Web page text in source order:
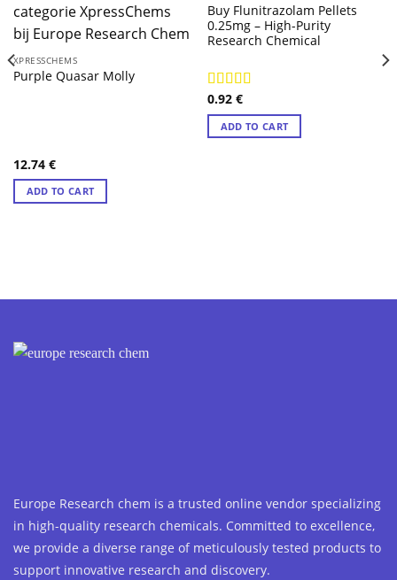
XPRESSCHEMS
Purple Quasar Molly
12.74 €
ADD TO CART
Buy Flunitrazolam Pellets
0.25mg – High-Purity
Research Chemical
Rated
out of 5
0.92 €
ADD TO CART
Europe Research chem is a trusted online vendor specializing
in high-quality research chemicals. Committed to excellence,
we provide a diverse range of meticulously tested products to
support innovative research and discovery.